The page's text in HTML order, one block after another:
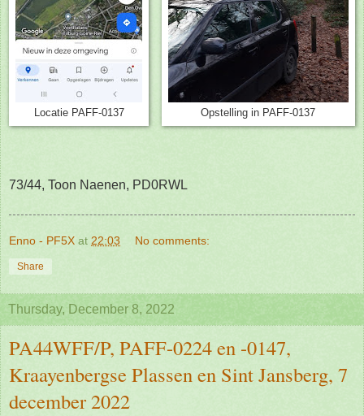
Locatie PAFF-0137 Opstelling in PAFF-0137
73/44, Toon Naenen, PD0RWL
Enno - PF5X at 22:03 No comments:
Share
Thursday, December 8, 2022
PA44WFF/P, PAFF-0224 en -0147,
Kraayenbergse Plassen en Sint Jansberg, 7
december 2022